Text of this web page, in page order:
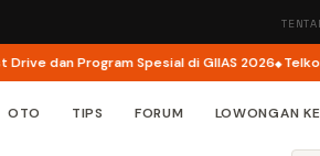
Program Spesial di GIIAS 2026 Telkom
OTO TIPS FORUM LOWONGAN